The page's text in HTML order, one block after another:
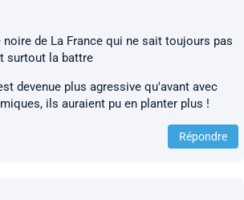
noire de La France qui ne sait toujours pas
surtout la battre
devenue plus agressive qu'avant avec
ils auraient pu en planter plus !
Répondre